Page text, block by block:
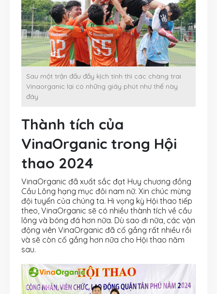
Sau một trận đấu đầy kịch tính thì các chàng trai
Vinaorganic lại có những giây phút như thế này
đây
Thành tích của
VinaOrganic trong Hội
thao 2024
VinaOrganic đã xuất sắc đạt Huy chương đồng
Cầu Lông hạng mục đôi nam nữ. Xin chúc mừng
đội tuyển của chúng ta. Hi vọng kỳ Hội thao tiếp
theo, VinaOrganic sẽ có nhiều thành tích về cầu
lông và bóng đá hơn nữa. Dù sao đi nữa, các vận
động viên VinaOrganic đã cố gắng rất nhiều rồi
và sẽ còn cố gắng hơn nữa cho Hội thao năm
sau.